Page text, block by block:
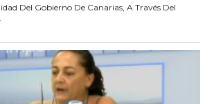
Del Gobierno De Canarias, A Través Del